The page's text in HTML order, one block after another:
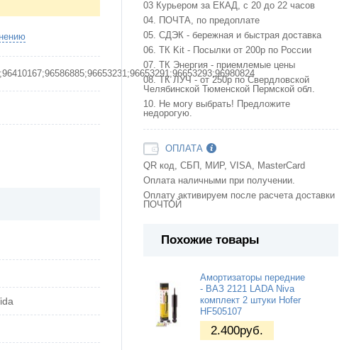
03 Курьером за ЕКАД, с 20 до 22 часов
04. ПОЧТА, по предоплате
05. СДЭК - бережная и быстрая доставка
06. ТК Kit - Посылки от 200р по России
07. ТК Энергия - приемлемые цены
08. ТК ЛУЧ - от 250р по Свердловской
Челябинской Тюменской Пермской обл.
10. Не могу выбрать! Предложите
недорогую.
ОПЛАТА
QR код, СБП, МИР, VISA, MasterCard
Оплата наличными при получении.
Оплату активируем после расчета доставки
ПОЧТОЙ
Похожие товары
Амортизаторы передние
- ВАЗ 2121 LADA Niva
комплект 2 штуки Hofer
HF505107
2.400руб.